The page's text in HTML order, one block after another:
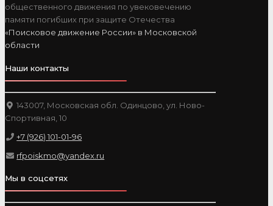
общественного движения по увековечению
памяти погибших при защите Отечества
«Поисковое движение России» в Московской
области
Наши контакты
143007, Московская обл. Одинцово, ул. Ново-
Спортивная, 10
+7 (926) 101-01-96
rfpoiskmo@yandex.ru
Мы в соцсетях